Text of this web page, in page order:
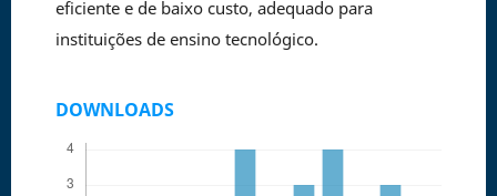
eficiente e de baixo custo, adequado para
instituições de ensino tecnológico.
DOWNLOADS